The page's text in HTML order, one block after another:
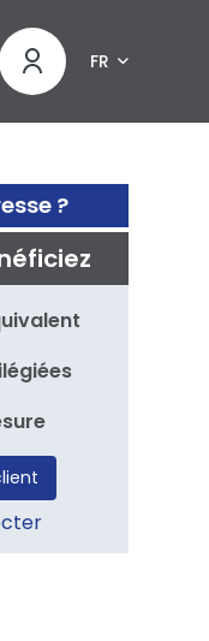
FR
?